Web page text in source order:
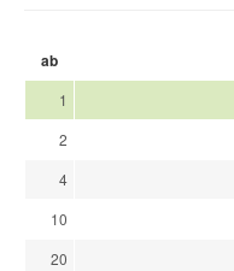
ab
1
2
4
10
20